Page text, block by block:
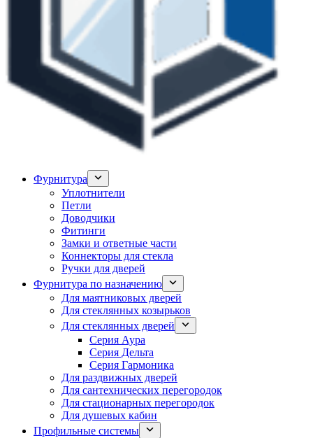
Фурнитура
Уплотнители
Петли
Доводчики
Фитинги
Замки и ответные части
Коннекторы для стекла
Ручки для дверей
Фурнитура по назначению
Для маятниковых дверей
Для стеклянных козырьков
Для стеклянных дверей
Серия Аура
Серия Дельта
Серия Гармоника
Для раздвижных дверей
Для сантехнических перегородок
Для стационарных перегородок
Для душевых кабин
Профильные системы